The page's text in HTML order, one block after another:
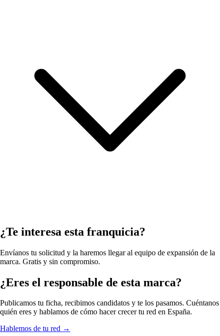
¿Te interesa esta franquicia?
Envíanos tu solicitud y la haremos llegar al equipo de expansión de la
marca. Gratis y sin compromiso.
¿Eres el responsable de esta marca?
Publicamos tu ficha, recibimos candidatos y te los pasamos. Cuéntanos
quién eres y hablamos de cómo hacer crecer tu red en España.
Hablemos de tu red →